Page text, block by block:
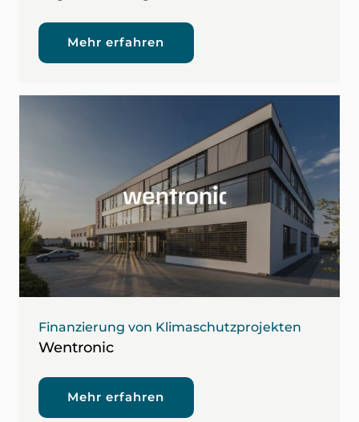
Mehr erfahren
Finanzierung von Klimaschutzprojekten
Wentronic
Mehr erfahren